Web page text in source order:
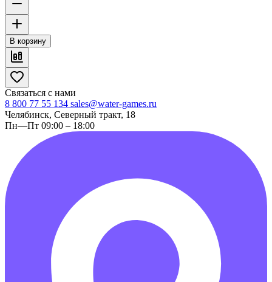
В корзину
Связаться с нами
8 800 77 55 134 sales@water-games.ru
Челябинск, Северный тракт, 18
Пн—Пт 09:00 – 18:00